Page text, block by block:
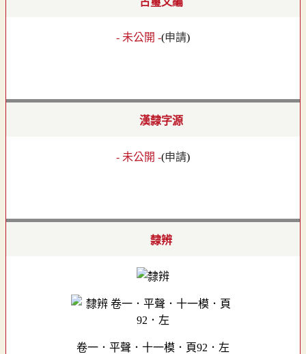
- 未公開 -(申請)
漢隸字源
- 未公開 -(申請)
隸辨
卷一．平聲．十一模．頁92．左